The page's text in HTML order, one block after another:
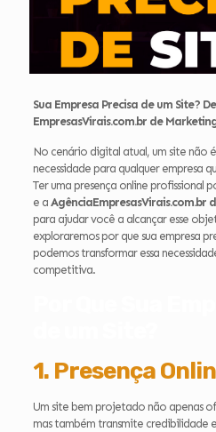
Sua Empresa Precisa de um Site?
EmpresasVirais.com.br de
No cenário digital atual, um site não
necessidade para qualquer empresa
Ter uma presença online profissional
e a AgênciaEmpresasVirais.com.br
para ajudar você a alcançar esse
exploraremos por que sua empresa
podemos transformar essa
competitiva.
1. Presença
Um site bem projetado não apenas
mas também transmite credibilidade